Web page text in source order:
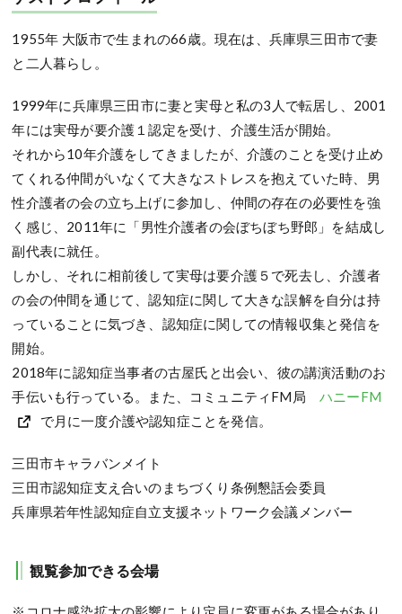
1955年 大阪市で生まれの66歳。現在は、兵庫県三田市で妻
と二人暮らし。
1999年に兵庫県三田市に妻と実母と私の3人で転居し、2001
年には実母が要介護１認定を受け、介護生活が開始。
それから10年介護をしてきましたが、介護のことを受け止め
てくれる仲間がいなくて大きなストレスを抱えていた時、男
性介護者の会の立ち上げに参加し、仲間の存在の必要性を強
く感じ、2011年に「男性介護者の会ぼちぼち野郎」を結成し
副代表に就任。
しかし、それに相前後して実母は要介護５で死去し、介護者
の会の仲間を通じて、認知症に関して大きな誤解を自分は持
っていることに気づき、認知症に関しての情報収集と発信を
開始。
2018年に認知症当事者の古屋氏と出会い、彼の講演活動のお
手伝いも行っている。また、コミュニティFM局 ハニーFM
で月に一度介護や認知症ことを発信。
三田市キャラバンメイト
三田市認知症支え合いのまちづくり条例懇話会委員
兵庫県若年性認知症自立支援ネットワーク会議メンバー
観覧参加できる会場